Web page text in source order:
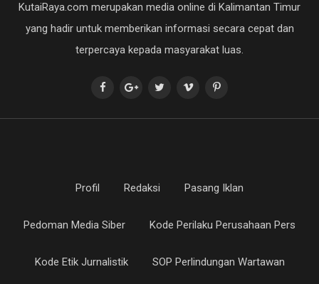
KutaiRaya.com merupakan media online di Kalimantan Timur
yang hadir untuk memberikan informasi secara cepat dan
terpercaya kepada masyarakat luas.
Profil Redaksi Pasang Iklan
Pedoman Media Siber Kode Perilaku Perusahaan Pers
Kode Etik Jurnalistik SOP Perlindungan Wartawan